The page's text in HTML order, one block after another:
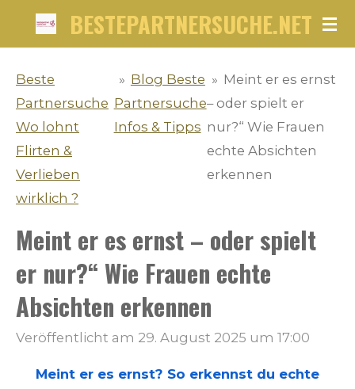
BESTEPARTNERSUCHE.NET
Beste
Partnersuche
Wo lohnt
Flirten &
Verlieben
wirklich ?
» Blog Beste
Partnersuche
Infos & Tipps
» Meint er es ernst
– oder spielt er
nur?“ Wie Frauen
echte Absichten
erkennen
Meint er es ernst – oder spielt
er nur?“ Wie Frauen echte
Absichten erkennen
Veröffentlicht am 29. August 2025 um 17:00
Meint er es ernst? So erkennst du echte